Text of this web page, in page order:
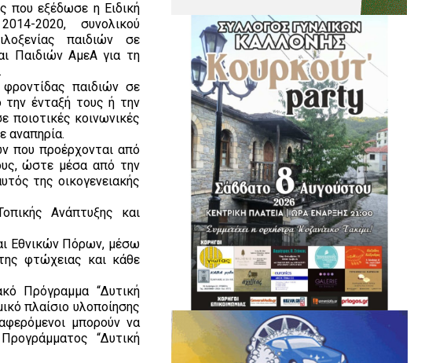
που εξέδωσε η Ειδική
2020, συνολικού
παιδιών σε
Παιδιών ΑμεΑ για τη
παιδιών σε
την ένταξή τους ή την
κοινωνικές
αναπηρία.
που προέρχονται από
ώστε μέσα από την
της οικογενειακής
Ανάπτυξης και
Εθνικών Πόρων, μέσω
φτώχειας και κάθε
Πρόγραμμα “Δυτική
πλαίσιο υλοποίησης
μπορούν να
“Δυτική